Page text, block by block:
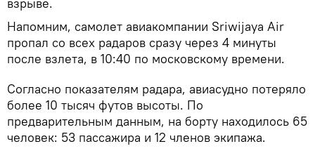
Напомним, самолет авиакомпании Sriwijaya Air
пропал со всех радаров сразу через 4 минуты
после взлета, в 10:40 по московскому времени.
Согласно показателям радара, авиасудно потеряло
более 10 тысяч футов высоты. По
предварительным данным, на борту находилось 65
человек: 53 пассажира и 12 членов экипажа.